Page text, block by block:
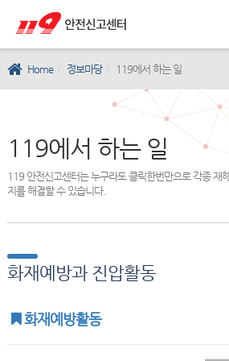
Home 정보마당 119에서 하는 일
119에서 하는 일
119 안전신고센터는 누구라도 클릭한번만으로 각종 재
지를 해결할 수 있습니다.
화재예방과 진압활동
화재예방활동